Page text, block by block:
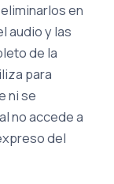
en
audio y las
de la
para
ni se
no accede a
del